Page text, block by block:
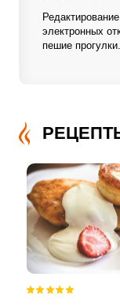
электронных
пешие прогулки.